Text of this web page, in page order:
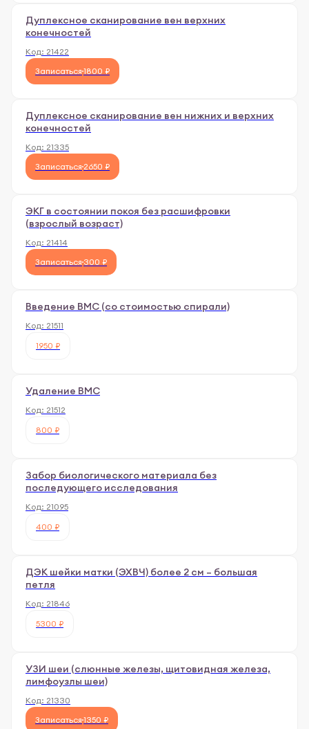
Дуплексное сканирование вен верхних
конечностей
Код: 21422
Записаться 1800 ₽
Дуплексное сканирование вен нижних и верхних
конечностей
Код: 21335
Записаться 2650 ₽
ЭКГ в состоянии покоя без расшифровки
(взрослый возраст)
Код: 21414
Записаться 300 ₽
Введение ВМС (со стоимостью спирали)
Код: 21511
1950 ₽
Удаление ВМС
Код: 21512
800 ₽
Забор биологического материала без
последующего исследования
Код: 21095
400 ₽
ДЭК шейки матки (ЭХВЧ) более 2 см – большая
петля
Код: 21846
5300 ₽
УЗИ шеи (слюнные железы, щитовидная железа,
лимфоузлы шеи)
Код: 21330
Записаться 1350 ₽